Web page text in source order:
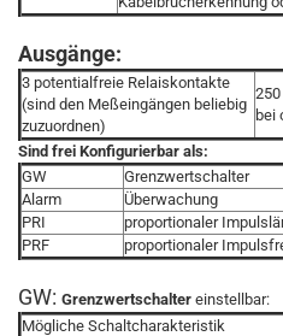
Ausgänge:
3 potentialfreie Relaiskontakte
(sind den Meßeingängen beliebig
zuzuordnen)
bei
Sind frei Konfigurierbar als:
GW
Grenzwertschalter
Alarm
Überwachung
PRI
proportionaler
PRF
proportionaler
GW: Grenzwertschalter einstellbar:
Mögliche Schaltcharakteristik